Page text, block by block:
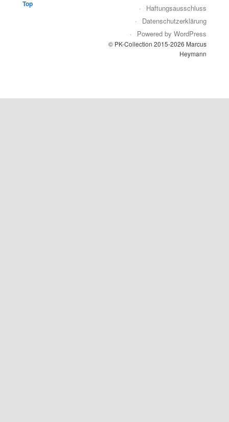
Top
Haftungsausschluss
Datenschutzerklärung
Powered by WordPress
© PK-Collection 2015-2026 Marcus
Heymann